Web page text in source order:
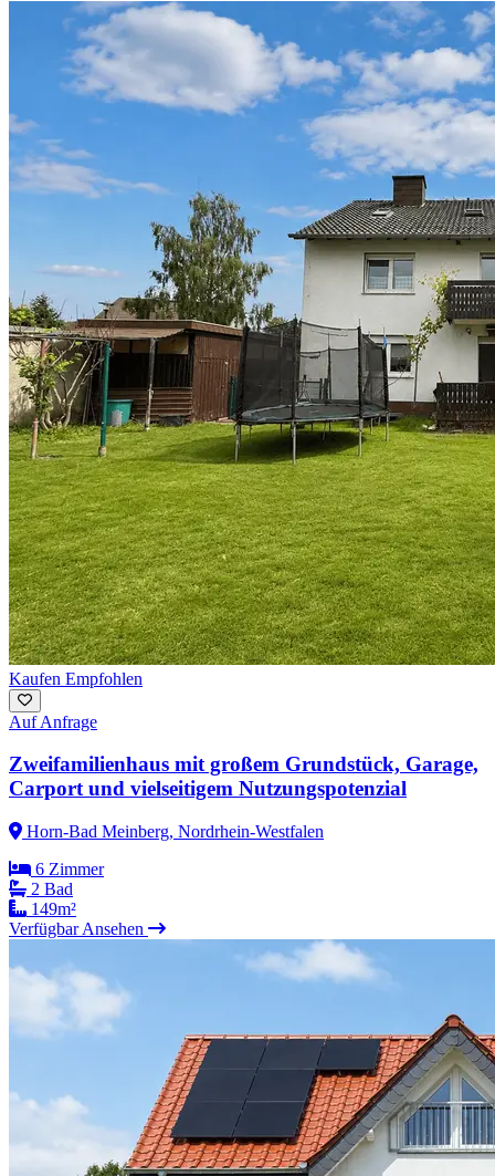
Kaufen Empfohlen
Auf Anfrage
Zweifamilienhaus mit großem Grundstück, Garage,
Carport und vielseitigem Nutzungspotenzial
Horn-Bad Meinberg, Nordrhein-Westfalen
6 Zimmer
2 Bad
149m²
VerfügbarAnsehen